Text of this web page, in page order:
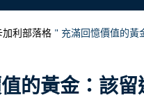
利部落格 " 充滿回憶價值的黃
的黃金：該留